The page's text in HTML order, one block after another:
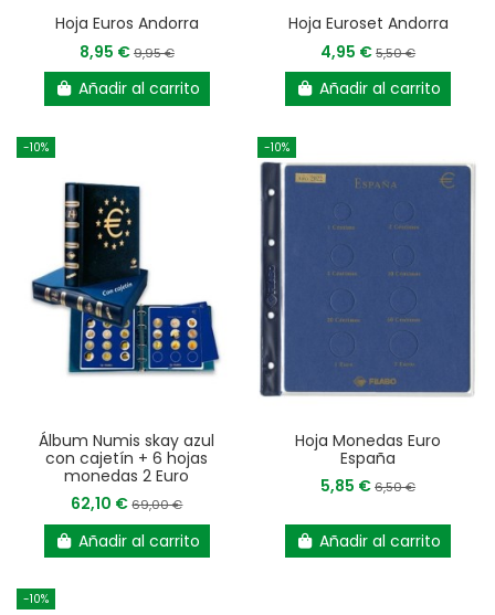
Hoja Euros Andorra
8,95 €9,95 €
Añadir al carrito
Hoja Euroset Andorra
4,95 €5,50 €
Añadir al carrito
-10%
Álbum Numis skay azul
con cajetín + 6 hojas
monedas 2 Euro
62,10 €69,00 €
Añadir al carrito
-10%
Hoja Monedas Euro
España
5,85 €6,50 €
Añadir al carrito
-10%